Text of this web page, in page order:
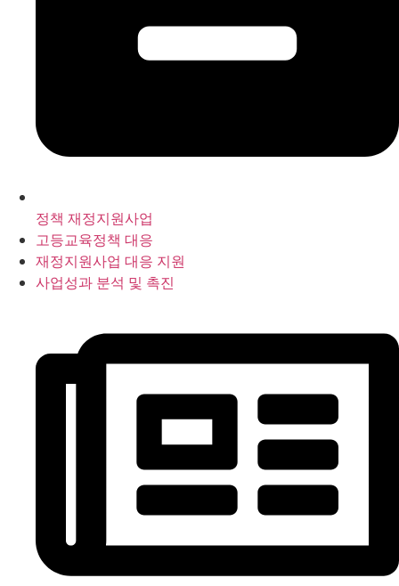
정책 재정지원사업
고등교육정책 대응
재정지원사업 대응 지원
사업성과 분석 및 촉진